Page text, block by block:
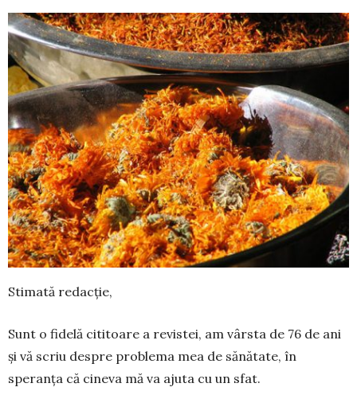
Stimată redacție,
Sunt o fidelă cititoare a revistei, am vârsta de 76 de ani
și vă scriu despre problema mea de să­nă­tate, în
speranța că cineva mă va ajuta cu un sfat.